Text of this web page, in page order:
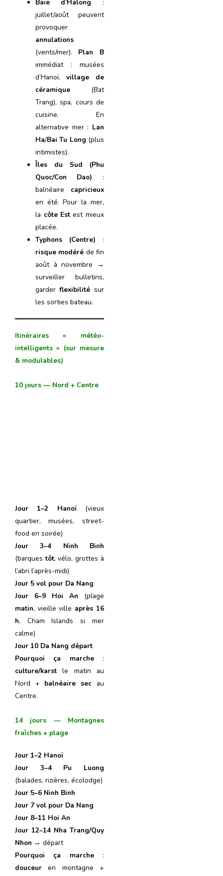
Baie d’Halong :
juillet/août peuvent
provoquer
annulations
(vents/mer). Plan B
immédiat : musées
d’Hanoï,village de
céramique (Bat
Trang), spa, cours de
cuisine. En
alternative mer : Lan
Ha/Bai Tu Long (plus
intimistes).
Îles du Sud (Phu
Quoc/Con Dao) :
balnéaire capricieux
en été. Pour la mer,
la côte Estest mieux
placée.
Typhons (Centre) :
risque modéré de fin
août à novembre →
surveiller bulletins,
garderflexibilité sur
les sorties bateau.
Itinéraires « météo-
intelligents » (sur mesure
& modulables)
10 jours — Nord + Centre
Jour 1–2 Hanoï(vieux
quartier, musées, street-
food en soirée)
Jour
3–4 Ninh Binh
(barquestôt, vélo, grottes à
l’abri l’après-midi)
Jour 5 vol pour Da Nang
Jour 6–9 Hoi An (plage
matin, vieille ville après 16
h, Cham Islands si mer
calme)
Jour 10 Da Nang départ
Pourquoi ça marche:
culture/karst le matin au
Nord + balnéaire sec au
Centre.
14 jours — Montagnes
fraîches + plage
Jour 1–2 Hanoï
Jour
3–4 Pu Luong
(balades, rizières, écolodge)
Jour 5–6 Ninh Binh
Jour 7 vol pour Da Nang
Jour 8–11 Hoi An
Jour 12–14 Nha Trang/Quy
Nhon → départ
Pourquoi ça marche:
douceur en montagne +